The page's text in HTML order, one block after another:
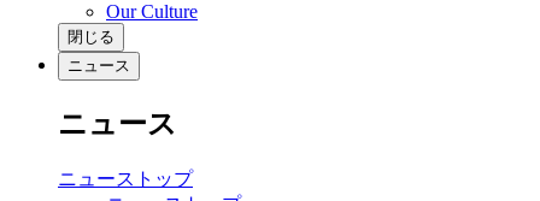
Our Culture
閉じる
ニュース
ニュース
ニューストップ